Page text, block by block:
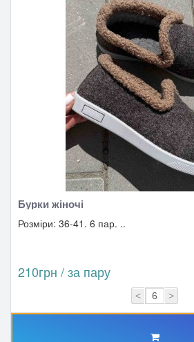
Бурки жіночі
Розміри: 36-41. 6 пар. ..
210грн / за пару
< >